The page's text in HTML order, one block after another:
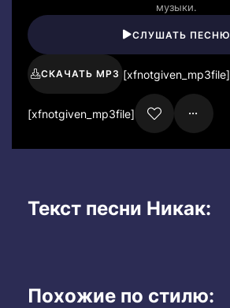
музыки.
СЛУШАТЬ ПЕСНЮ
СКАЧАТЬ MP3 [xfnotgiven_mp3file]
[xfnotgiven_mp3file]
Текст песни Никак:
Похожие по стилю: